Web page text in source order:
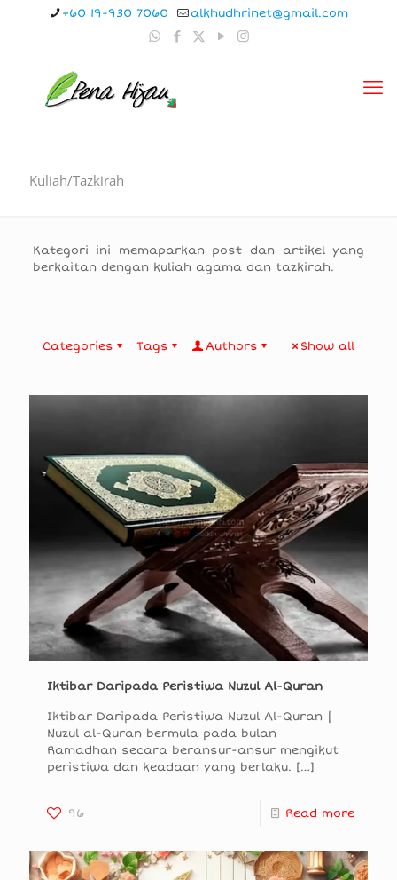
+60 19-930 7060 alkhudhrinet@gmail.com
Kuliah/Tazkirah
Kategori ini memaparkan post dan artikel yang
berkaitan dengan kuliah agama dan tazkirah.
Categories Tags Authors Show all
Iktibar Daripada Peristiwa Nuzul Al-Quran
Iktibar Daripada Peristiwa Nuzul Al-Quran |
Nuzul al-Quran bermula pada bulan
Ramadhan secara beransur-ansur mengikut
peristiwa dan keadaan yang berlaku. […]
96 Read more